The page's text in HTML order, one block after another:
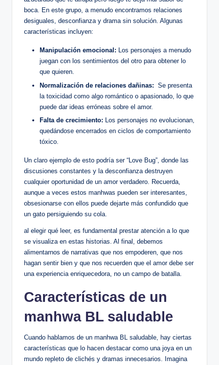
boca. En este grupo, a‍ menudo encontramos relaciones
desiguales, desconfianza y drama sin solución. Algunas
características incluyen:
Manipulación emocional: Los personajes a menudo
juegan ⁤con los ‌sentimientos del otro para obtener lo
que quieren.
Normalización de relaciones ⁤dañinas: ​ Se presenta⁤
la toxicidad como algo romántico o apasionado, lo que
puede dar ideas‌ erróneas ​sobre el amor.
Falta de crecimiento: Los personajes no evolucionan,
quedándose​ encerrados en ciclos de comportamiento⁤
tóxico.
Un claro ejemplo de‌ esto podría ser “Love​ Bug”, donde las​
discusiones ⁣constantes y la desconfianza destruyen‌
cualquier oportunidad de un amor​ verdadero. Recuerda,
aunque a⁣ veces estos⁢ manhwas ⁤pueden⁤ ser interesantes,⁣
obsesionarse con ellos puede dejarte más confundido ‍que
un ⁢gato persiguiendo su cola.
al elegir qué leer, es fundamental prestar atención a lo ⁤que
se visualiza en estas historias. Al final, debemos
alimentarnos de narrativas que nos empoderen, que nos
⁣hagan sentir bien y que nos recuerden que‍ el amor⁣ debe ser
una experiencia enriquecedora, no⁢ un campo de batalla.
Características de​ un
⁢manhwa BL saludable
Cuando hablamos de un ⁣manhwa BL⁣ saludable, hay ciertas
características⁢ que lo ​hacen⁤ destacar como una joya en‌ un
mundo repleto de clichés⁢ y dramas innecesarios. Imagina